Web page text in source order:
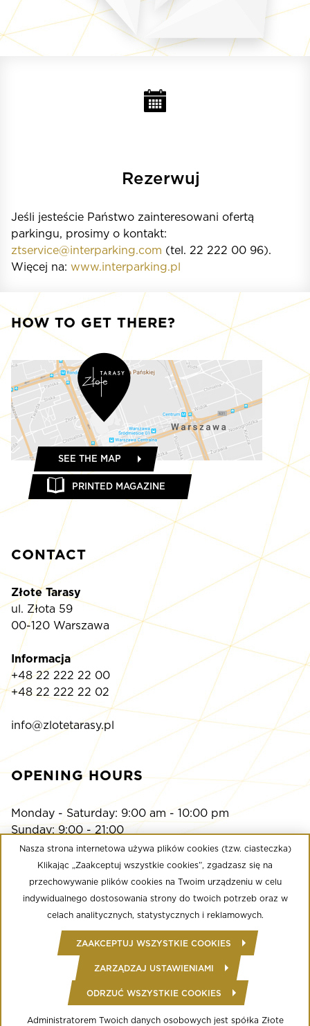
Rezerwuj
Jeśli jesteście Państwo zainteresowani ofertą
parkingu, prosimy o kontakt:
ztservice@interparking.com (tel. 22 222 00 96).
Więcej na: www.interparking.pl
CONTACT
Złote Tarasy
ul. Złota 59
00-120 Warszawa
Informacja
+48 22 222 22 00
+48 22 222 22 02
info@zlotetarasy.pl
OPENING HOURS
Monday - Saturday: 9:00 am - 10:00 pm
Sunday: 9:00 - 21:00
Multikino
Monday - Sunday: 9:00 a.m. - until the last screening
Calypso Fitness Club
Monday - Friday: 6:00 am - midnight
Saturday - Sunday: 8:00 - 22:00
HOW TO GET THERE?
SEE THE MAP
PRINTED MAGAZINE
© Copyright 2020 Złote Tarasy
Regulamin Centrum Handlowego
Polityka prywatności
Nasza strona internetowa używa plików cookies (tzw. ciasteczka)
Klikając „Zaakceptuj wszystkie cookies”, zgadzasz się na
przechowywanie plików cookies na Twoim urządzeniu w celu
indywidualnego dostosowania strony do twoich potrzeb oraz w
celach analitycznych, statystycznych i reklamowych.
ZAAKCEPTUJ WSZYSTKIE COOKIES
ZARZĄDZAJ USTAWIENIAMI
ODRZUĆ WSZYSTKIE COOKIES
Administratorem Twoich danych osobowych jest spółka Złote